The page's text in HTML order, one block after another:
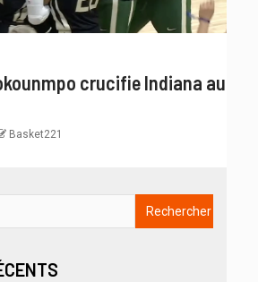
crucifie Indiana au
Basket221